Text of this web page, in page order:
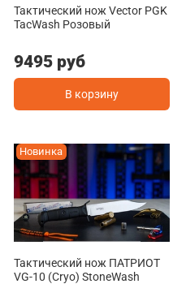
Тактический нож Vector PGK
TacWash Розовый
9495 руб
В корзину
Новинка
Тактический нож ПАТРИОТ
VG-10 (Cryo) StoneWash